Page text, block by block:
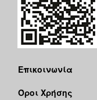
Επικοινωνία
Όροι Χρήσης